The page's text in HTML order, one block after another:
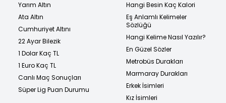
Yarım Altın
Ata Altın
Cumhuriyet Altını
22 Ayar Bilezik
1 Dolar Kaç TL
1 Euro Kaç TL
Canlı Maç Sonuçları
Süper Lig Puan Durumu
Hangi Besin Kaç Kalori
Eş Anlamlı Kelimeler
Sözlüğü
Hangi Kelime Nasıl Yazılır?
En Güzel Sözler
Metrobüs Durakları
Marmaray Durakları
Erkek İsimleri
Kız İsimleri